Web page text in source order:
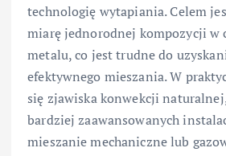
technologię wytapiania. Celem
miarę jednorodnej kompozycji w
metalu, co jest trudne do
efektywnego mieszania. W
się zjawiska konwekcji
bardziej zaawansowanych
mieszanie mechaniczne lub